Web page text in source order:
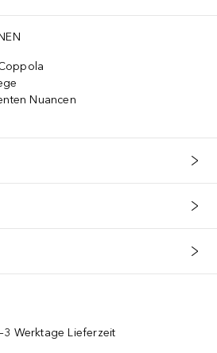
Nuancen
Werktage Lieferzeit